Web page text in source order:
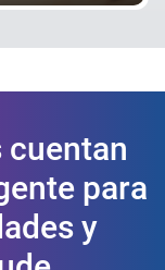
cuentan
para
y